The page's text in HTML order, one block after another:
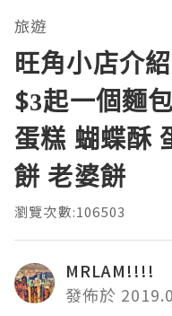
旅遊
旺角小店介
$3起一個麵
蛋糕 蝴蝶酥
餅 老婆餅
瀏覽次數:106503
MRLAM!!!!
發佈於